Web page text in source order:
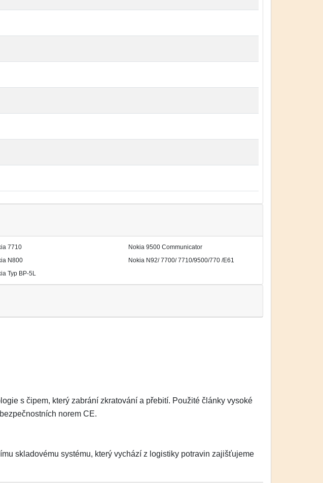
7710
Nokia 9500 Communicator
N800
Nokia N92/ 7700/ 7710/9500/770 /E61
Typ BP-5L
s čipem, který zabrání zkratování a přebití. Použité články vysoké
norem CE.
skladovému systému, který vychází z logistiky potravin zajišťujeme